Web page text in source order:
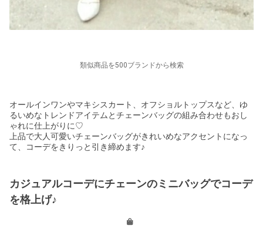
類似商品を500ブランドから検索
オールインワンやマキシスカート、オフショルトップスなど、ゆ
るいめなトレンドアイテムとチェーンバッグの組み合わせもおし
ゃれに仕上がりに♡
上品で大人可愛いチェーンバッグがきれいめなアクセントになっ
て、コーデをきりっと引き締めます♪
カジュアルコーデにチェーンのミニバッグでコーデ
を格上げ♪